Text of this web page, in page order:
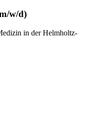
w/d)
in der Helmholtz-